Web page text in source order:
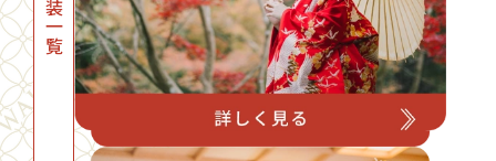
衣装一覧